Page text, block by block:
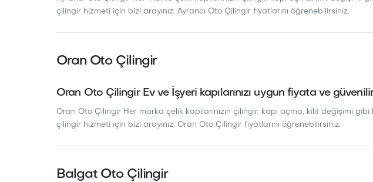
çilingir hizmeti için bizi arayınız. Ayrancı Oto Çilingir fiyatlarını öğrenebilirsiniz.
Oran Oto Çilingir
Oran Oto Çilingir Ev ve İşyeri kapılarınızı uygun fiyata ve
Oran Oto Çilingir Her marka çelik kapılarınızın çilingir, kapı açma, kilit değişimi
çilingir hizmeti için bizi arayınız. Oran Oto Çilingir fiyatlarını öğrenebilirsiniz.
Balgat Oto Çilingir